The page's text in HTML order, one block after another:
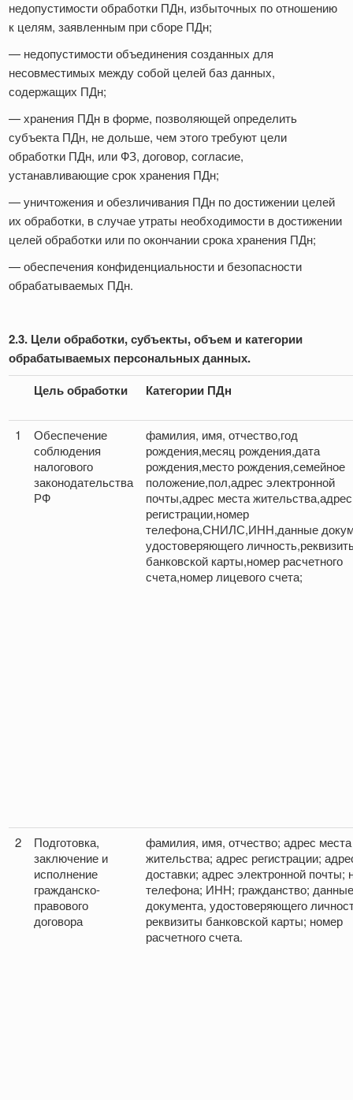
недопустимости обработки ПДн, избыточных по отношению
к целям, заявленным при сборе ПДн;
— недопустимости объединения созданных для
несовместимых между собой целей баз данных,
содержащих ПДн;
— хранения ПДн в форме, позволяющей определить
субъекта ПДн, не дольше, чем этого требуют цели
обработки ПДн, или ФЗ, договор, согласие,
устанавливающие срок хранения ПДн;
— уничтожения и обезличивания ПДн по достижении целей
их обработки, в случае утраты необходимости в достижении
целей обработки или по окончании срока хранения ПДн;
— обеспечения конфиденциальности и безопасности
обрабатываемых ПДн.
2.3. Цели обработки, субъекты, объем и категории
обрабатываемых персональных данных.
Цель обработки
Категории ПДн
1
Обеспечение
соблюдения
налогового
законодательства
РФ
фамилия, имя, отчество,год
рождения,месяц рождения,дата
рождения,место рождения,семейное
положение,пол,адрес электронной
почты,адрес места жительства,адрес
регистрации,номер
телефона,СНИЛС,ИНН,данные
удостоверяющего
банковской карты,номер расчетного
счета,номер лицевого счета;
2
Подготовка,
заключение и
исполнение
гражданско-
правового
договора
фамилия, имя, отчество; адрес места
жительства; адрес регистрации;
доставки; адрес электронной почты;
телефона; ИНН; гражданство; данные
документа, удостоверяющего
реквизиты банковской карты; номер
расчетного счета.